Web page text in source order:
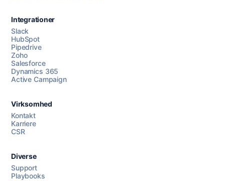
Chat med os
Integrationer
Slack
HubSpot
Pipedrive
Zoho
Salesforce
Dynamics 365
Active Campaign
Virksomhed
Kontakt
Karriere
CSR
Diverse
Support
Playbooks